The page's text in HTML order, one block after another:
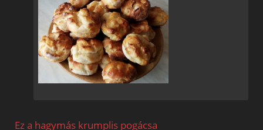
Ez a hagymás krumplis pogácsa